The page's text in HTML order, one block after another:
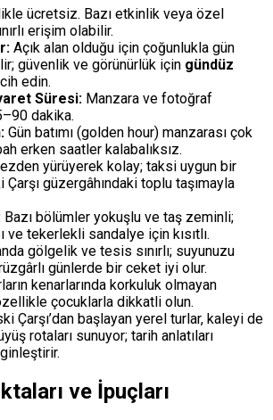
ücretsiz. Bazı etkinlik veya özel
erişim olabilir.
Açık alan olduğu için çoğunlukla gün
güvenlik ve görünürlük için gündüz
edin.
Süresi: Manzara ve fotoğraf
dakika.
Gün batımı (golden hour) manzarası çok
erken saatler kalabalıksız.
yürüyerek kolay; taksi uygun bir
güzergâhındaki toplu taşımayla
Bazı bölümler yokuşlu ve taş zeminli;
ve tekerlekli sandalye için kısıtlı.
gölgelik ve tesis sınırlı; suyunuzu
rüzgârlı günlerde bir ceket iyi olur.
kenarlarında korkuluk olmayan
çocuklarla dikkatli olun.
Çarşı’dan başlayan yerel turlar, kaleyi de
rotaları sunuyor; tarih anlatıları
ve İpuçları